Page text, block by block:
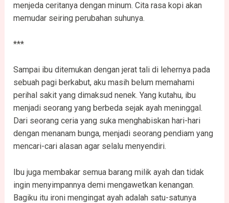
menjeda ceritanya dengan minum. Cita rasa kopi akan
memudar seiring perubahan suhunya.
***
Sampai ibu ditemukan dengan jerat tali di lehernya pada
sebuah pagi berkabut, aku masih belum memahami
perihal sakit yang dimaksud nenek. Yang kutahu, ibu
menjadi seorang yang berbeda sejak ayah meninggal.
Dari seorang ceria yang suka menghabiskan hari-hari
dengan menanam bunga, menjadi seorang pendiam yang
mencari-cari alasan agar selalu menyendiri.
Ibu juga membakar semua barang milik ayah dan tidak
ingin menyimpannya demi mengawetkan kenangan.
Bagiku itu ironi mengingat ayah adalah satu-satunya